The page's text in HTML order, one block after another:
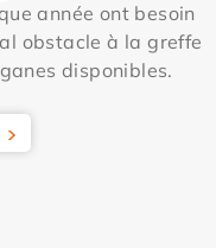
année ont besoin
obstacle à la greffe
disponibles.